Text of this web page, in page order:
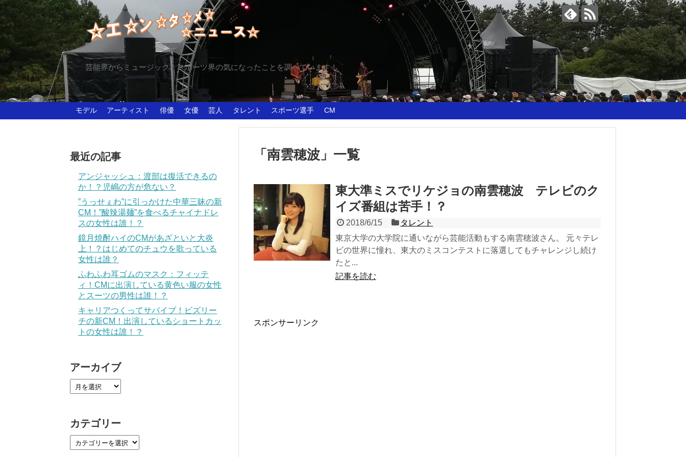
芸能界からミュージック、スポーツ界の気になったことを調べています！
モデル アーティスト 俳優 女優 芸人 タレント スポーツ選手 CM
「 南雲穂波 」 一覧
東大準ミスでリケジョの南雲穂波 テレビのク
イズ番組は苦手！？
2018/6/15
タレント
東京大学の大学院に通いながら芸能活動もする南雲穂波さん。 元々テレ
ビの世界に憧れ、東大のミスコンテストに落選してもチャレンジし続け
たと...
記事を読む
スポンサーリンク
最近の記事
アンジャッシュ：渡部は復活できるの
か！？児嶋の方が危ない？
”うっせぇわ”に引っかけた中華三昧の新
CM！”酸辣湯麺”を食べるチャイナドレ
スの女性は誰！？
鏡月焼酎ハイのCMがあざといと大炎
上！？はじめてのチュウを歌っている
女性は誰？
ふわふわ耳ゴムのマスク：フィッテ
ィ！CMに出演している黄色い服の女性
とスーツの男性は誰！？
キャリアつくってサバイブ！ビズリー
チの新CM！出演しているショートカッ
トの女性は誰！？
アーカイブ
カテゴリー